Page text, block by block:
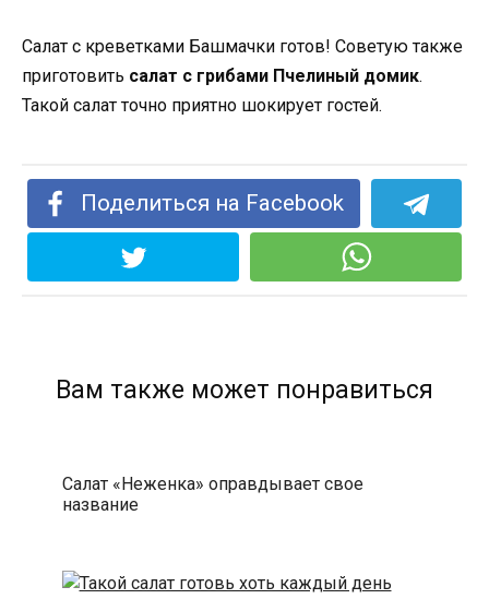
Салат с креветками Башмачки готов! Советую также
приготовить салат с грибами Пчелиный домик.
Такой салат точно приятно шокирует гостей.
Поделиться на Facebook
Вам также может понравиться
Салат «Неженка» оправдывает свое
название